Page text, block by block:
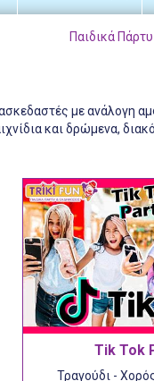
Παιδικά
με ανάλογη
και δρώμενα,
Tik Tok
Τραγούδι -